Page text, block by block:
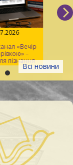
Всі новини
«Вечір
–
пізнання